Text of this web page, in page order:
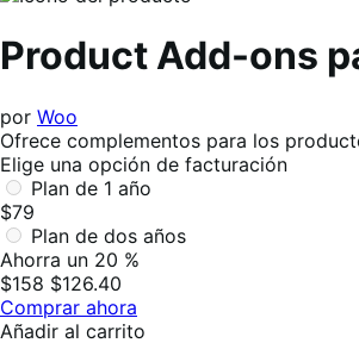
Product Add-ons
por Woo
Ofrece complementos para los
Elige una opción de facturación
Plan de 1 año
$79
Plan de dos años
Ahorra un 20 %
$158 $126.40
Comprar ahora
Añadir al carrito